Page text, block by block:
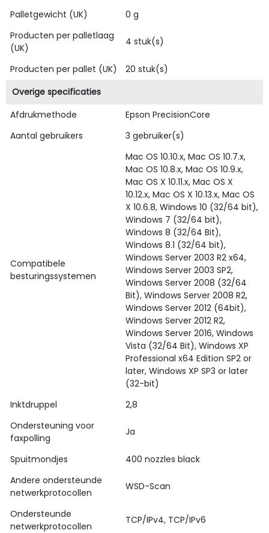
Palletgewicht (UK)
0 g
Producten per palletlaag
(UK)
4 stuk(s)
Producten per pallet (UK)
20 stuk(s)
Overige specificaties
Afdrukmethode
Epson PrecisionCore
Aantal gebruikers
3 gebruiker(s)
Compatibele
besturingssystemen
Mac OS 10.10.x, Mac OS 10.7.x,
Mac OS 10.8.x, Mac OS 10.9.x,
Mac OS X 10.11.x, Mac OS X
10.12.x, Mac OS X 10.13.x, Mac OS
X 10.6.8, Windows 10 (32/64 bit),
Windows 7 (32/64 bit),
Windows 8 (32/64 Bit),
Windows 8.1 (32/64 bit),
Windows Server 2003 R2 x64,
Windows Server 2003 SP2,
Windows Server 2008 (32/64
Bit), Windows Server 2008 R2,
Windows Server 2012 (64bit),
Windows Server 2012 R2,
Windows Server 2016, Windows
Vista (32/64 Bit), Windows XP
Professional x64 Edition SP2 or
later, Windows XP SP3 or later
(32-bit)
Inktdruppel
2,8
Ondersteuning voor
faxpolling
Ja
Spuitmondjes
400 nozzles black
Andere ondersteunde
netwerkprotocollen
WSD-Scan
Ondersteunde
netwerkprotocollen
TCP/IPv4, TCP/IPv6